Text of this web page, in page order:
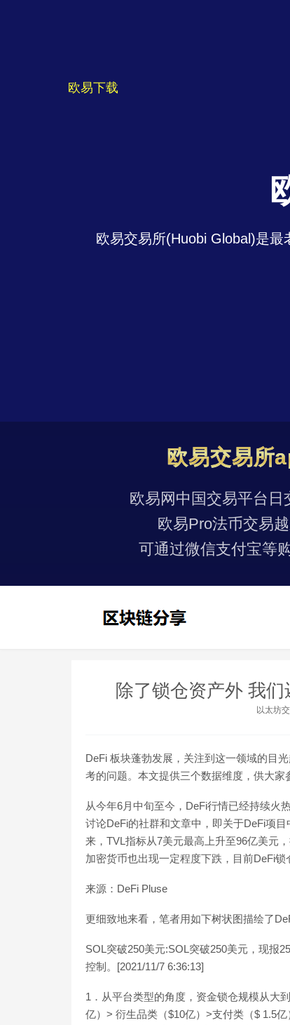
欧易下载
欧易交易所(Huobi Global)是
欧易交易所
欧易网中国交易平台日
欧易Pro法币交易越
可通过微信支付宝等
除了锁仓资产外 我
以太坊
DeFi 板块蓬勃发展，关注到这一领域的目
考的问题。本文提供三个数据维度，供大家
从今年6月中旬至今，DeFi行情已经持续火
讨论DeFi的社群和文章中，即关于DeFi项
来，TVL指标从7美元最高上升至96亿美元
加密货币也出现一定程度下跌，目前DeFi锁
来源：DeFi Pluse
更细致地来看，笔者用如下树状图描绘了
SOL突破250美元:SOL突破250美元，现报
控制。[2021/11/7 6:36:13]
1．从平台类型的角度，资金锁仓规模从大
亿）> 衍生品类（$10亿）>支付类（$ 1.5